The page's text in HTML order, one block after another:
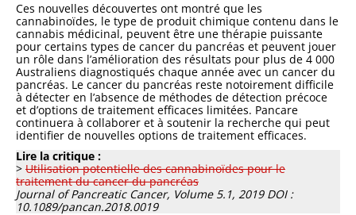
Ces nouvelles découvertes ont montré que les
cannabinoïdes, le type de produit chimique contenu dans le
cannabis médicinal, peuvent être une thérapie puissante
pour certains types de cancer du pancréas et peuvent jouer
un rôle dans l’amélioration des résultats pour plus de 4 000
Australiens diagnostiqués chaque année avec un cancer du
pancréas. Le cancer du pancréas reste notoirement difficile
à détecter en l’absence de méthodes de détection précoce
et d’options de traitement efficaces limitées. Pancare
continuera à collaborer et à soutenir la recherche qui peut
identifier de nouvelles options de traitement efficaces.
Lire la critique :
> Utilisation potentielle des cannabinoïdes pour le
traitement du cancer du pancréas
Journal of Pancreatic Cancer, Volume 5.1, 2019 DOI :
10.1089/pancan.2018.0019